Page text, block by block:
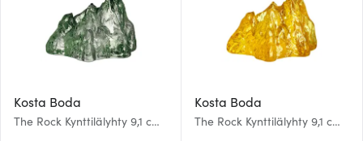
Kosta Boda
The Rock Kynttilälyhty 9,1 cm
Kosta Boda
The Rock Kynttilälyhty 9,1 cm